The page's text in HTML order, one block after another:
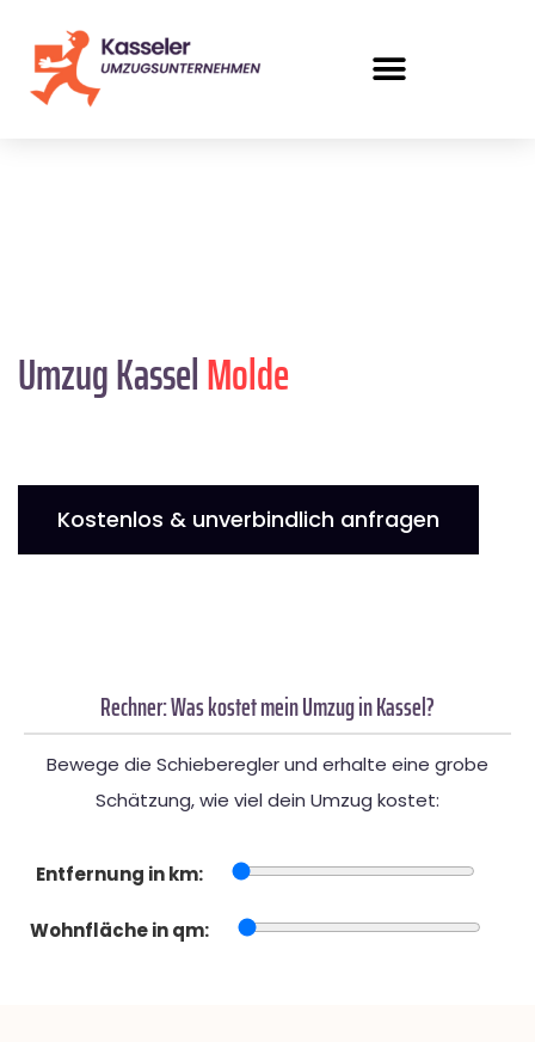
Umzug KasselMolde
Kostenlos & unverbindlich anfragen
Rechner: Was kostet mein Umzug in Kassel?
Bewege die Schieberegler und erhalte eine grobe
Schätzung, wie viel dein Umzug kostet:
Entfernung in km:
Wohnfläche in qm: